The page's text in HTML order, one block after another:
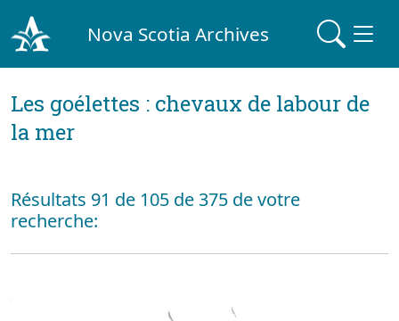
Nova Scotia Archives
Les goélettes : chevaux de labour de
la mer
Résultats 91 de 105 de 375 de votre
recherche: